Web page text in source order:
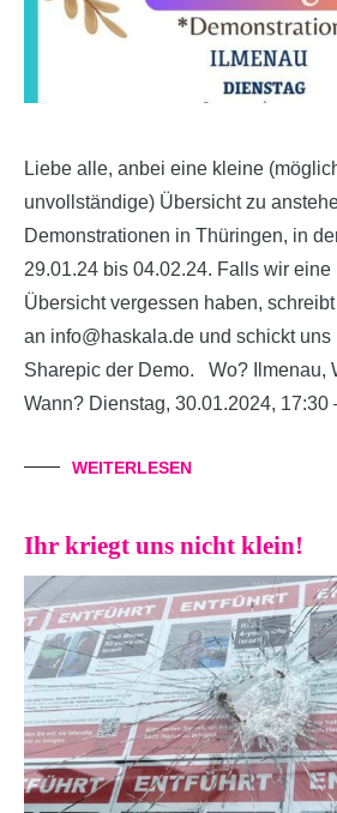
Liebe alle, anbei eine kleine
unvollständige) Übersicht zu
Demonstrationen in Thüringen, in
29.01.24 bis 04.02.24. Falls wir
Übersicht vergessen haben,
an info@haskala.de und schickt
Sharepic der Demo. Wo? Ilmenau,
Wann? Dienstag, 30.01.2024, 17:30
WEITERLESEN
Ihr kriegt uns nicht klein!